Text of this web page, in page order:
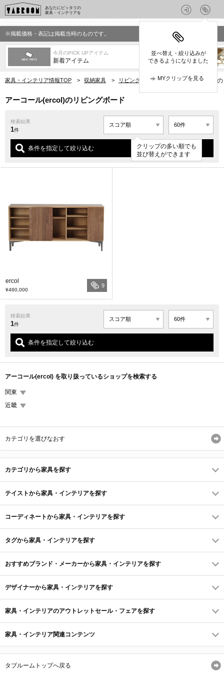
あなたにピッタリの
家具・インテリアを
並べ替え・絞り込みが
できるようになりました
MYクリップを見る
※掲載価格・表記は掲載当時のものです。
今月のPICK UPアイテム
新着アイテム
家具・インテリア情報TOP > 収納家具 > リビングボード > アーコール(ercol)
アーコール(ercol)のリビングボード
検索結果
1件
クリップの多い順でも
並び替えができます
条件を指定して絞り込む
ercol
¥460,000
9
検索結果
1件
条件を指定して絞り込む
アーコール(ercol) を取り扱っているショップを検索する
関東
近畿
カテゴリを選びなおす
カテゴリから家具を探す
テイストから家具・インテリアを探す
コーディネートから家具・インテリアを探す
タグから家具・インテリアを探す
おすすめブランド・メーカーから家具・インテリアを探す
デザイナーから家具・インテリアを探す
家具・インテリアのアウトレットセール・フェアを探す
家具・インテリア関連コンテンツ
タブルームトップへ戻る